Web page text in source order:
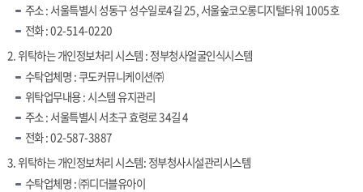
주소 : 서울특별시 성동구 성수일로4길 25, 서울숲코오롱디지털타워 1005호
전화 : 02-514-0220
2. 위탁하는 개인정보처리 시스템 : 정부청사얼굴인식시스템
수탁업체명 : 쿠도커뮤니케이션㈜
위탁업무내용 : 시스템 유지관리
주소 : 서울특별시 서초구 효령로 34길 4
전화 : 02-587-3887
3. 위탁하는 개인정보처리 시스템: 정부청사시설관리시스템
수탁업체명 : ㈜디더블유아이